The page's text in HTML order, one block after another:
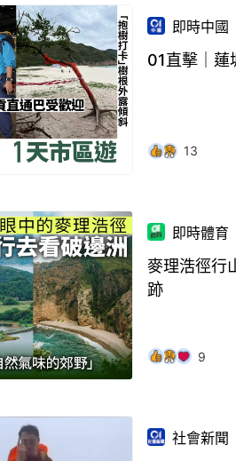
即時中國
01直擊｜
13
即時體育
麥理浩徑行
跡
9
社會新聞